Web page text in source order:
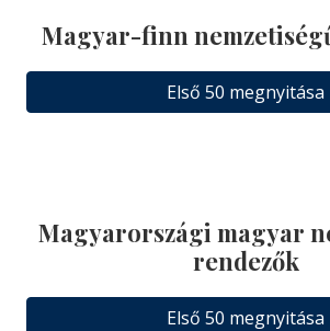
Magyar-finn
Első 50 megnyitása
Magyarországi magyar
rendezők
Első 50 megnyitása